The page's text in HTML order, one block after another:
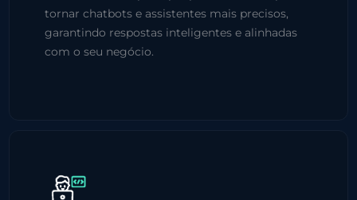
tornar chatbots e assistentes mais precisos,
garantindo respostas inteligentes e alinhadas
com o seu negócio.